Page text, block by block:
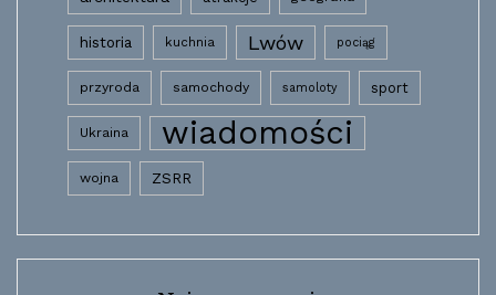
historia kuchnia Lwów pociąg
przyroda samochody samoloty sport
Ukraina wiadomości
wojna ZSRR